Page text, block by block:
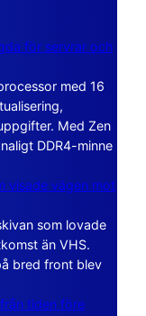
för servrar och
med 16
Med Zen
DDR4-minne
visade vägen mot
som lovade
än VHS.
bred front blev
tiden före